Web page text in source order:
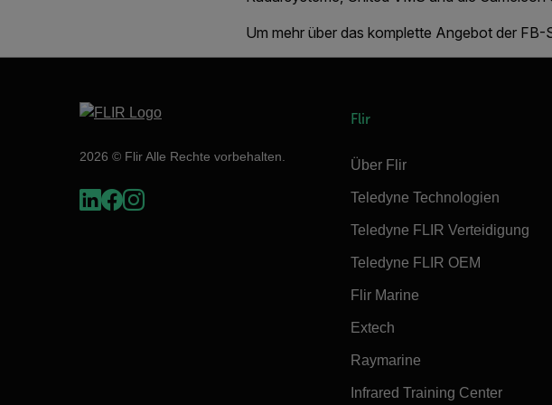
Um mehr über das komplette Angebot der
2026 © Flir Alle Rechte vorbehalten.
Flir
Über Flir
Teledyne Technologien
Teledyne FLIR Verteidigung
Teledyne FLIR OEM
Flir Marine
Extech
Raymarine
Infrared Training Center